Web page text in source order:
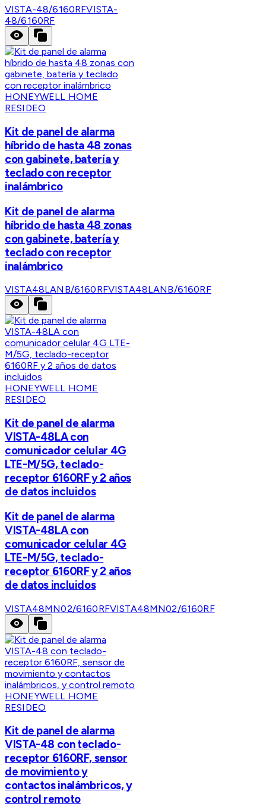
VISTA-48/6160RFVISTA-
48/6160RF
HONEYWELL HOME
RESIDEO
Kit de panel de alarma
híbrido de hasta 48 zonas
con gabinete, batería y
teclado con receptor
inalámbrico
Kit de panel de alarma
híbrido de hasta 48 zonas
con gabinete, batería y
teclado con receptor
inalámbrico
VISTA48LANB/6160RFVISTA48LANB/6160RF
HONEYWELL HOME
RESIDEO
Kit de panel de alarma
VISTA-48LA con
comunicador celular 4G
LTE-M/5G, teclado-
receptor 6160RF y 2 años
de datos incluidos
Kit de panel de alarma
VISTA-48LA con
comunicador celular 4G
LTE-M/5G, teclado-
receptor 6160RF y 2 años
de datos incluidos
VISTA48MN02/6160RFVISTA48MN02/6160RF
HONEYWELL HOME
RESIDEO
Kit de panel de alarma
VISTA-48 con teclado-
receptor 6160RF, sensor
de movimiento y
contactos inalámbricos, y
control remoto